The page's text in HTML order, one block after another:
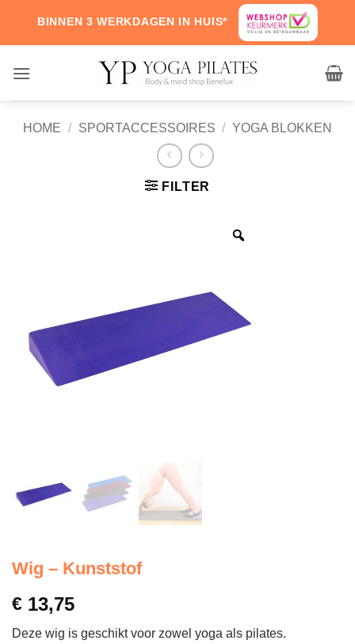
content
BINNEN 3 WERKDAGEN IN HUIS*
HOME / SPORTACCESSOIRES / YOGA BLOKKEN
FILTER
Wig – Kunststof
€ 13,75
Deze wig is geschikt voor zowel yoga als pilates.